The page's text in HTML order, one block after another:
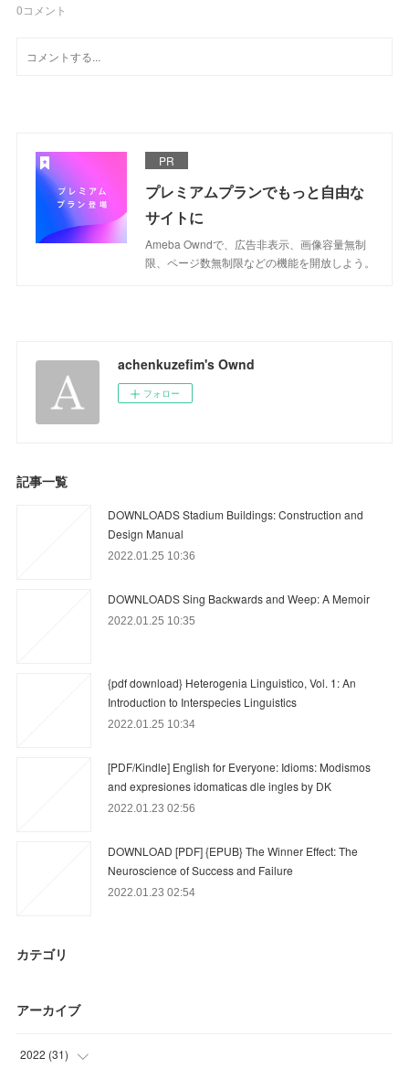
0コメント
PR
プレミアムプランでもっと自由な
サイトに
Ameba Owndで、広告非表示、画像容量無制
限、ページ数無制限などの機能を開放しよう。
achenkuzefim's Ownd
フォロー
記事一覧
DOWNLOADS Stadium Buildings: Construction and
Design Manual
2022.01.25 10:36
DOWNLOADS Sing Backwards and Weep: A Memoir
2022.01.25 10:35
{pdf download} Heterogenia Linguistico, Vol. 1: An
Introduction to Interspecies Linguistics
2022.01.25 10:34
[PDF/Kindle] English for Everyone: Idioms: Modismos
and expresiones idomaticas dle ingles by DK
2022.01.23 02:56
DOWNLOAD [PDF] {EPUB} The Winner Effect: The
Neuroscience of Success and Failure
2022.01.23 02:54
カテゴリ
アーカイブ
2022 (31)